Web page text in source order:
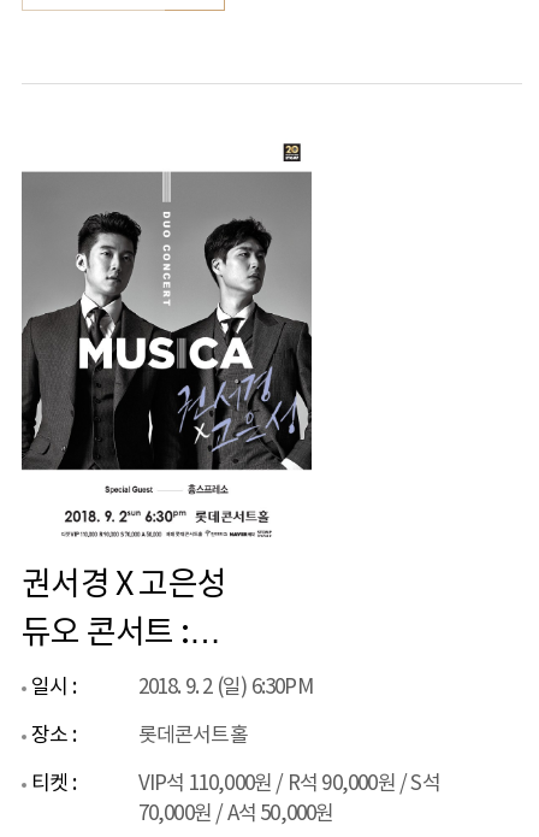
권서경 X 고은성
듀오 콘서트 :
MUSICA
일시 :
2018. 9. 2 (일) 6:30PM
장소 :
롯데콘서트홀
티켓 :
VIP석 110,000원 / R석 90,000원 / S석
70,000원 / A석 50,000원